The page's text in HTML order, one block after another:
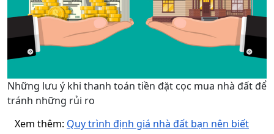
Những lưu ý khi thanh toán tiền đặt cọc mua nhà đất để
tránh những rủi ro
Xem thêm: Quy trình định giá nhà đất bạn nên biết